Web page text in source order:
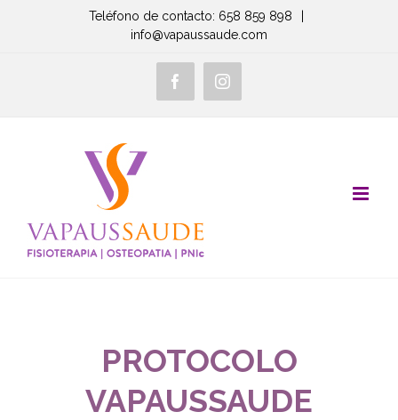
Teléfono de contacto: 658 859 898
info@vapaussaude.com
FacebookInstagram
PROTOCOLO
VAPAUSSAUDE